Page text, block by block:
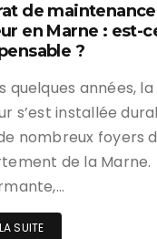
de
en Marne : est-
?
quelques années,
s’est installée
nombreux foyers
de la Marne.
SUITE